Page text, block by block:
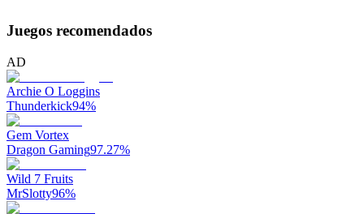
Juegos recomendados
AD
Archie O Loggins
Thunderkick94%
Gem Vortex
Dragon Gaming97.27%
Wild 7 Fruits
MrSlotty96%